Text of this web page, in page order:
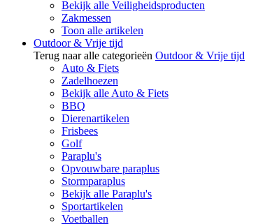
Bekijk alle Veiligheidsproducten
Zakmessen
Toon alle artikelen
Outdoor & Vrije tijd
Terug naar alle categorieën Outdoor & Vrije tijd
Auto & Fiets
Zadelhoezen
Bekijk alle Auto & Fiets
BBQ
Dierenartikelen
Frisbees
Golf
Paraplu's
Opvouwbare paraplus
Stormparaplus
Bekijk alle Paraplu's
Sportartikelen
Voetballen